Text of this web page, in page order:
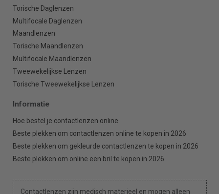
Torische Daglenzen
Multifocale Daglenzen
Maandlenzen
Torische Maandlenzen
Multifocale Maandlenzen
Tweewekelijkse Lenzen
Torische Tweewekelijkse Lenzen
Informatie
Hoe bestel je contactlenzen online
Beste plekken om contactlenzen online te kopen in 2026
Beste plekken om gekleurde contactlenzen te kopen in 2026
Beste plekken om online een bril te kopen in 2026
Contactlenzen zijn medisch materieel en mogen alleen